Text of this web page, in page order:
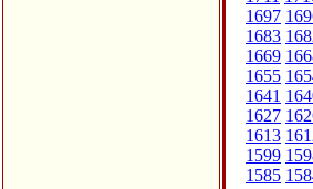
1697
1683
1669
1655
1641
1627
1613
1599
1585